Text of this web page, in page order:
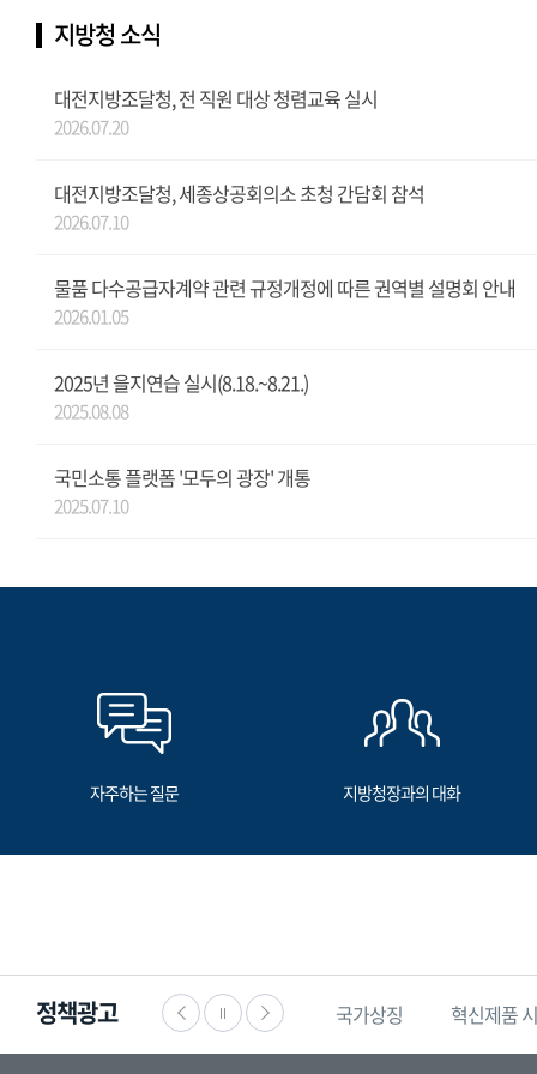
지방청 소식
대전지방조달청, 전 직원 대상 청렴교육 실시
2026.07.20
대전지방조달청, 세종상공회의소 초청 간담회 참석
2026.07.10
물품 다수공급자계약 관련 규정개정에 따른 권역별 설명회 안내
2026.01.05
2025년 을지연습 실시(8.18.~8.21.)
2025.08.08
국민소통 플랫폼 '모두의 광장' 개통
2025.07.10
자주하는 질문 지방청장과의 대화
정책광고
익신고 찾기쉬운 생활법령정보 국가상징 혁신제품